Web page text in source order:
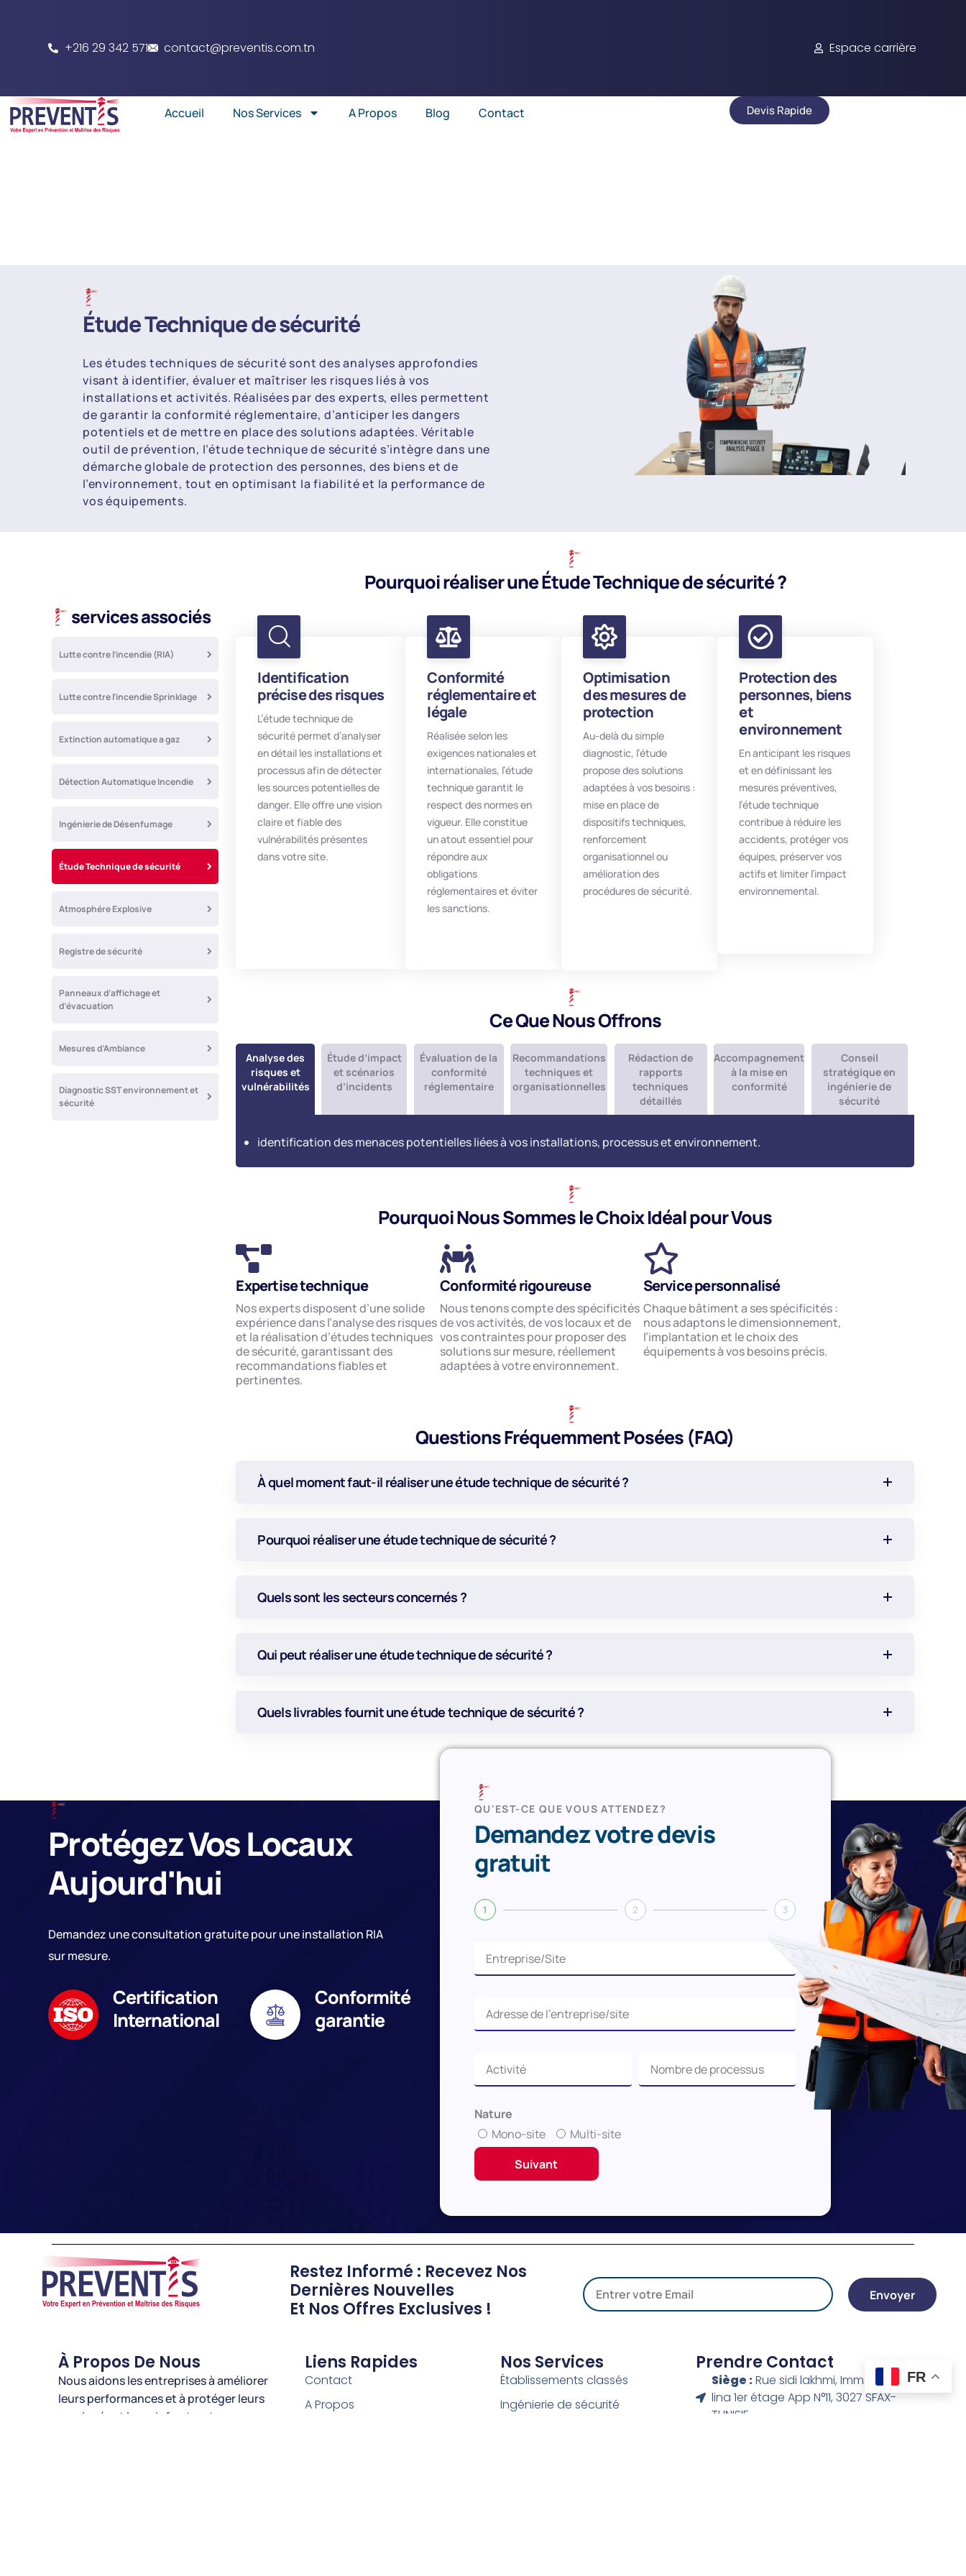
+216 29 342 571 contact@preventis.com.tn Espace carrière
Accueil Nos Services A Propos Blog Contact Devis Rapide
Étude Technique de sécurité
Les études techniques de sécurité sont des analyses approfondies
visant à identifier, évaluer et maîtriser les risques liés à vos
installations et activités. Réalisées par des experts, elles permettent
de garantir la conformité réglementaire, d’anticiper les dangers
potentiels et de mettre en place des solutions adaptées. Véritable
outil de prévention, l’étude technique de sécurité s’intègre dans une
démarche globale de protection des personnes, des biens et de
l’environnement, tout en optimisant la fiabilité et la performance de
vos équipements.
services associés
Lutte contre l’incendie (RIA)
Lutte contre l’incendie Sprinklage
Extinction automatique a gaz
Détection Automatique Incendie
Ingénierie de Désenfumage
Étude Technique de sécurité
Atmosphére Explosive
Registre de sécurité
Panneaux d’affichage et
d’évacuation
Mesures d’Ambiance
Diagnostic SST environnement et
sécurité
Pourquoi réaliser une Étude Technique de sécurité ?
Identification
précise des risques
L’étude technique de
sécurité permet d’analyser
en détail les installations et
processus afin de détecter
les sources potentielles de
danger. Elle offre une vision
claire et fiable des
vulnérabilités présentes
dans votre site.
Conformité
réglementaire et
légale
Réalisée selon les
exigences nationales et
internationales, l’étude
technique garantit le
respect des normes en
vigueur. Elle constitue
un atout essentiel pour
répondre aux
obligations
réglementaires et éviter
les sanctions.
Optimisation
des mesures de
protection
Au-delà du simple
diagnostic, l’étude
propose des solutions
adaptées à vos besoins :
mise en place de
dispositifs techniques,
renforcement
organisationnel ou
amélioration des
procédures de sécurité.
Protection des
personnes, biens
et
environnement
En anticipant les risques
et en définissant les
mesures préventives,
l’étude technique
contribue à réduire les
accidents, protéger vos
équipes, préserver vos
actifs et limiter l’impact
environnemental.
Ce Que Nous Offrons
Analyse des
risques et
vulnérabilités
Étude d’impact
et scénarios
d’incidents
Évaluation de la
conformité
réglementaire
Recommandations
techniques et
organisationnelles
Rédaction de
rapports
techniques
détaillés
Accompagnement
à la mise en
conformité
Conseil
stratégique en
ingénierie de
sécurité
identification des menaces potentielles liées à vos installations, processus et environnement.
Pourquoi Nous Sommes le Choix Idéal pour Vous
Expertise technique
Nos experts disposent d’une solide
expérience dans l’analyse des risques
et la réalisation d’études techniques
de sécurité, garantissant des
recommandations fiables et
pertinentes.
Conformité rigoureuse
Nous tenons compte des spécificités
de vos activités, de vos locaux et de
vos contraintes pour proposer des
solutions sur mesure, réellement
adaptées à votre environnement.
Service personnalisé
Chaque bâtiment a ses spécificités :
nous adaptons le dimensionnement,
l’implantation et le choix des
équipements à vos besoins précis.
Questions Fréquemment Posées (FAQ)
À quel moment faut-il réaliser une étude technique de sécurité ?
Pourquoi réaliser une étude technique de sécurité ?
Quels sont les secteurs concernés ?
Qui peut réaliser une étude technique de sécurité ?
Quels livrables fournit une étude technique de sécurité ?
Protégez Vos Locaux
Aujourd'hui
Demandez une consultation gratuite pour une installation RIA
sur mesure.
Certification
International
Conformité
garantie
QU'EST-CE QUE VOUS ATTENDEZ?
Demandez votre devis
gratuit
1 2 3
Nature
Mono-site
Multi-site
Suivant
Restez Informé : Recevez Nos
Dernières Nouvelles
Et Nos Offres Exclusives !
Envoyer
À Propos De Nous
Nous aidons les entreprises à améliorer
leurs performances et à protéger leurs
employés et leurs infrastructures
Liens Rapides
Contact
A Propos
Nos Services
Établissements classés
Ingénierie de sécurité
Prendre Contact
Siège :Rue sidi lakhmi, Immeuble
lina 1er étage App N°11, 3027 SFAX-
TUNISIE
FR